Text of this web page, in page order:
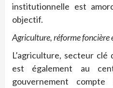
institutionnelle est
objectif.
Agriculture, réforme foncière
L’agriculture, secteur clé
est également au
gouvernement compte